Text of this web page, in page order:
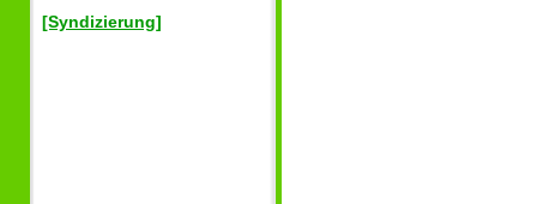
[Syndizierung]